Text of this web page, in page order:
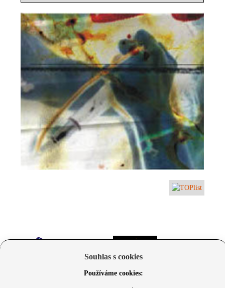
Souhlas s cookies
Používáme cookies: